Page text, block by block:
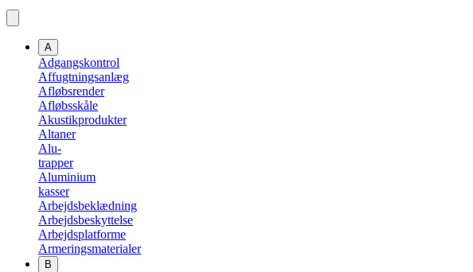
A
Adgangskontrol
Affugtningsanlæg
Afløbsrender
Afløbsskåle
Akustikprodukter
Altaner
Alu-
trapper
Aluminium
kasser
Arbejdsbeklædning
Arbejdsbeskyttelse
Arbejdsplatforme
Armeringsmaterialer
B